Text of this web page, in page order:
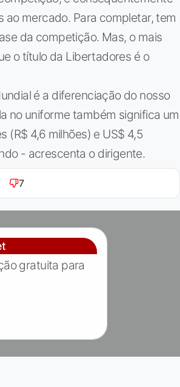
ao mercado. Para completar, tem
da competição. Mas, o mais
o título da Libertadores é o
é a diferenciação do nosso
no uniforme também significa um
(R$ 4,6 milhões) e US$ 4,5
- acrescenta o dirigente.
7
gratuita para